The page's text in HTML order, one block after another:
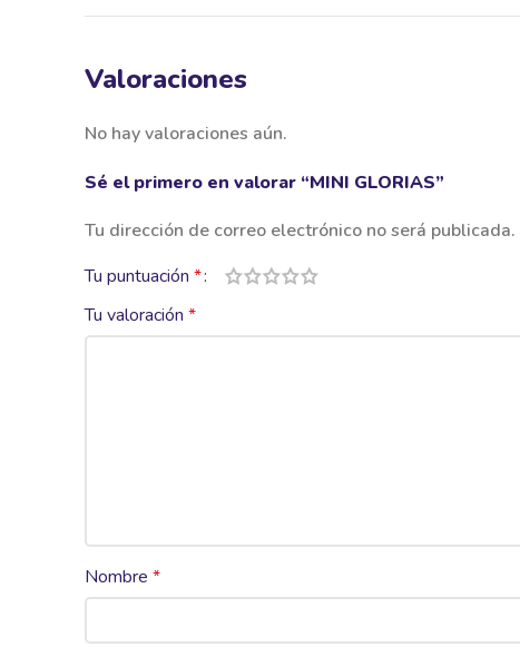
Valoraciones
No hay valoraciones aún.
Sé el primero en valorar “MINI GLORIAS”
Tu dirección de correo electrónico no será publicada.
Tu puntuación *
Tu valoración *
Nombre *